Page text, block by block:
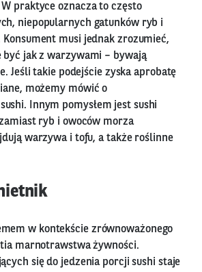
praktyce oznacza to często
niepopularnych gatunków ryb i
musi jednak zrozumieć,
być jak z warzywami – bywają
Jeśli takie podejście zyska aprobatę
możemy mówić o
Innym pomysłem jest sushi
ryb i owoców morza
warzywa i tofu, a także roślinne
w kontekście zrównoważonego
marnotrawstwa żywności.
się do jedzenia porcji sushi staje